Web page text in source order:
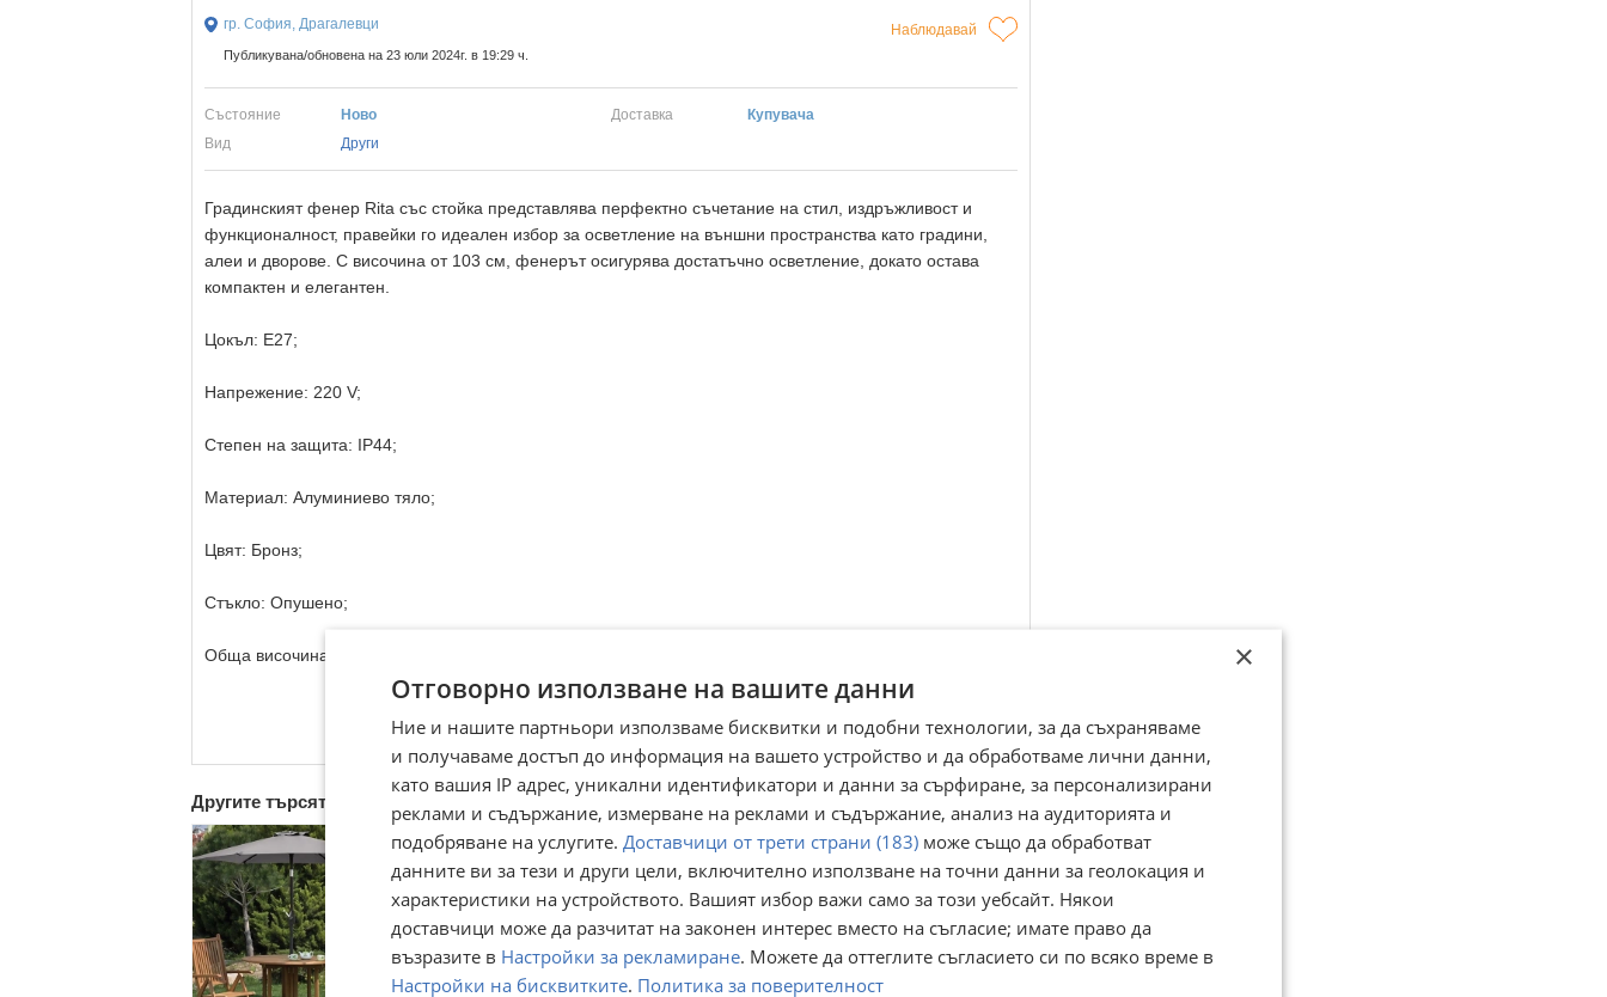
гр. София, Драгалевци Наблюдавай
Публикувана/обновена на 23 юли 2024г. в 19:29 ч.
Състояние Ново Доставка
Купувача
Вид
Други
Градинският фенер Rita със стойка представлява перфектно съчетание на стил, издръжливост и
функционалност, правейки го идеален избор за осветление на външни пространства като градини,
алеи и дворове. С височина от 103 см, фенерът осигурява достатъчно осветление, докато остава
компактен и елегантен.
Цокъл: E27;
Напрежение: 220 V;
Степен на защита: IP44;
Материал: Алуминиево тяло;
Цвят: Бронз;
Стъкло: Опушено;
Обща височина: 103 см.
Преглеждания:145
☆
☆
☆
☆
☆
Другите търсят също
×
Отговорно използване на вашите данни
Ние и нашите партньори използваме бисквитки и подобни технологии, за да съхраняваме
и получаваме достъп до информация на вашето устройство и да обработваме лични данни,
като вашия IP адрес, уникални идентификатори и данни за сърфиране, за персонализирани
реклами и съдържание, измерване на реклами и съдържание, анализ на аудиторията и
подобряване на услугите. Доставчици от трети страни (183) може също да обработват
данните ви за тези и други цели, включително използване на точни данни за геолокация и
характеристики на устройството. Вашият избор важи само за този уебсайт. Някои
доставчици може да разчитат на законен интерес вместо на съгласие; имате право да
възразите в Настройки за рекламиране. Можете да оттеглите съгласието си по всяко време в
Настройки на бисквитките. Политика за поверителност